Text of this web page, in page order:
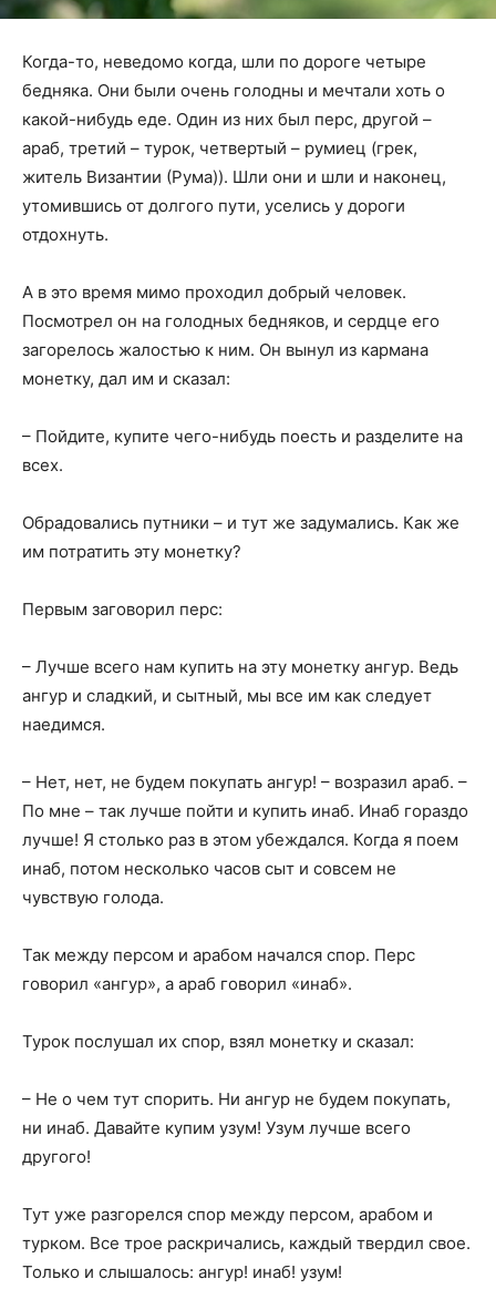
Когда-то, неведомо когда, шли по дороге четыре
бедняка. Они были очень голодны и мечтали хоть о
какой-нибудь еде. Один из них был перс, другой –
араб, третий – турок, четвертый – румиец (грек,
житель Византии (Рума)). Шли они и шли и наконец,
утомившись от долгого пути, уселись у дороги
отдохнуть.
А в это время мимо проходил добрый человек.
Посмотрел он на голодных бедняков, и сердце его
загорелось жалостью к ним. Он вынул из кармана
монетку, дал им и сказал:
– Пойдите, купите чего-нибудь поесть и разделите на
всех.
Обрадовались путники – и тут же задумались. Как же
им потратить эту монетку?
Первым заговорил перс:
– Лучше всего нам купить на эту монетку ангур. Ведь
ангур и сладкий, и сытный, мы все им как следует
наедимся.
– Нет, нет, не будем покупать ангур! – возразил араб. –
По мне – так лучше пойти и купить инаб. Инаб гораздо
лучше! Я столько раз в этом убеждался. Когда я поем
инаб, потом несколько часов сыт и совсем не
чувствую голода.
Так между персом и арабом начался спор. Перс
говорил «ангур», а араб говорил «инаб».
Турок послушал их спор, взял монетку и сказал:
– Не о чем тут спорить. Ни ангур не будем покупать,
ни инаб. Давайте купим узум! Узум лучше всего
другого!
Тут уже разгорелся спор между персом, арабом и
турком. Все трое раскричались, каждый твердил свое.
Только и слышалось: ангур! инаб! узум!